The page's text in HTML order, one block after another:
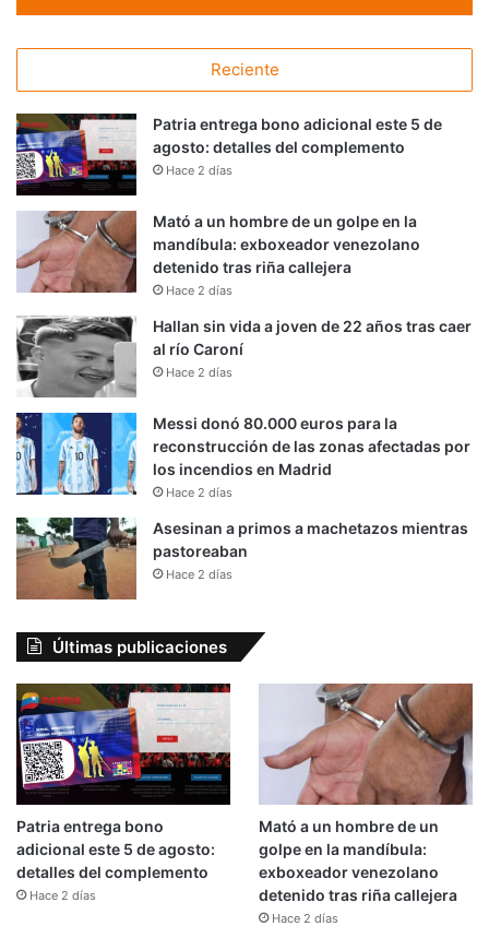
Reciente
Patria entrega bono adicional este 5 de
agosto: detalles del complemento
Hace 2 días
Mató a un hombre de un golpe en la
mandíbula: exboxeador venezolano
detenido tras riña callejera
Hace 2 días
Hallan sin vida a joven de 22 años tras caer
al río Caroní
Hace 2 días
Messi donó 80.000 euros para la
reconstrucción de las zonas afectadas por
los incendios en Madrid
Hace 2 días
Asesinan a primos a machetazos mientras
pastoreaban
Hace 2 días
Últimas publicaciones
Patria entrega bono
adicional este 5 de agosto:
detalles del complemento
Hace 2 días
Mató a un hombre de un
golpe en la mandíbula:
exboxeador venezolano
detenido tras riña callejera
Hace 2 días